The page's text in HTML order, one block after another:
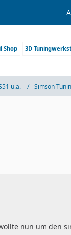
Shop 3D
u.a. Simson
nun um den